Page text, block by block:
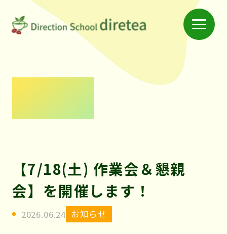
仲
る
ー
ル
「デ
Menu
【7/18(土) 作業会＆懇親
会】を開催します！
2026.06.24 お知らせ